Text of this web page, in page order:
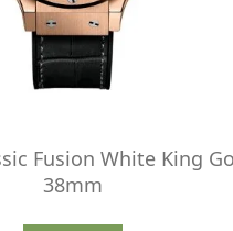
Fusion White King
38mm